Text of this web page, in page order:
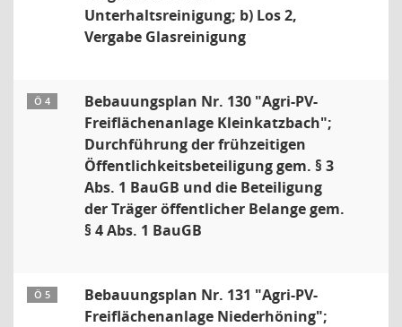
Unterhaltsreinigung; b) Los 2,
Vergabe Glasreinigung
Ö 4
Bebauungsplan Nr. 130 "Agri-PV-
Freiflächenanlage Kleinkatzbach";
Durchführung der frühzeitigen
Öffentlichkeitsbeteiligung gem. § 3
Abs. 1 BauGB und die Beteiligung
der Träger öffentlicher Belange gem.
§ 4 Abs. 1 BauGB
Ö 5
Bebauungsplan Nr. 131 "Agri-PV-
Freiflächenanlage Niederhöning";